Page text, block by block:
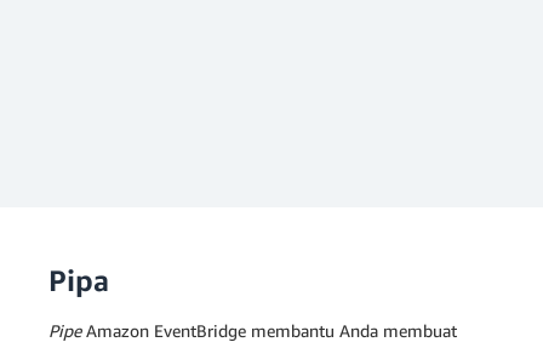
Pipa
PipeAmazon EventBridge membantu Anda membuat